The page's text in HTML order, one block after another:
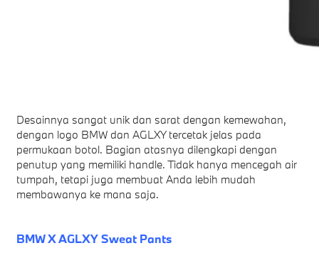
Desainnya sangat unik dan sarat dengan kemewahan,
dengan logo BMW dan AGLXY tercetak jelas pada
permukaan botol. Bagian atasnya dilengkapi dengan
penutup yang memiliki handle. Tidak hanya mencegah air
tumpah, tetapi juga membuat Anda lebih mudah
membawanya ke mana saja.
BMW X AGLXY Sweat Pants